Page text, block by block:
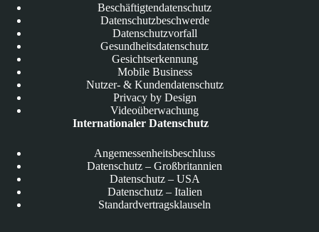
Beschäftigtendatenschutz
Datenschutzbeschwerde
Datenschutzvorfall
Gesundheitsdatenschutz
Gesichtserkennung
Mobile Business
Nutzer- & Kundendatenschutz
Privacy by Design
Videoüberwachung
Internationaler Datenschutz
Angemessenheitsbeschluss
Datenschutz – Großbritannien
Datenschutz – USA
Datenschutz – Italien
Standardvertragsklauseln